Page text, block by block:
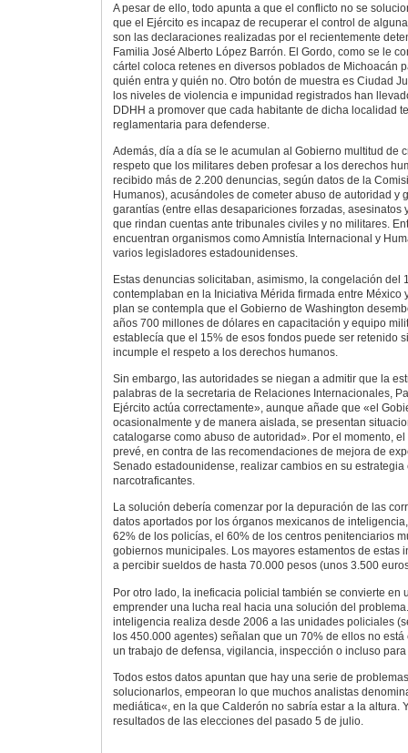
A pesar de ello, todo apunta a que el conflicto no se
que el Ejército es incapaz de recuperar el control de
son las declaraciones realizadas por el recientemente
Familia José Alberto López Barrón. El Gordo, como se le
cártel coloca retenes en diversos poblados de Michoacán
quién entra y quién no. Otro botón de muestra es Ciudad
los niveles de violencia e impunidad registrados han
DDHH a promover que cada habitante de dicha localidad
reglamentaria para defenderse.
Además, día a día se le acumulan al Gobierno multitud de
respeto que los militares deben profesar a los derechos
recibido más de 2.200 denuncias, según datos de la
Humanos), acusándoles de cometer abuso de autoridad y
garantías (entre ellas desapariciones forzadas, asesinatos
que rindan cuentas ante tribunales civiles y no militares.
encuentran organismos como Amnistía Internacional y
varios legisladores estadounidenses.
Estas denuncias solicitaban, asimismo, la congelación del
contemplaban en la Iniciativa Mérida firmada entre México
plan se contempla que el Gobierno de Washington
años 700 millones de dólares en capacitación y equipo
establecía que el 15% de esos fondos puede ser retenido
incumple el respeto a los derechos humanos.
Sin embargo, las autoridades se niegan a admitir que la
palabras de la secretaria de Relaciones Internacionales,
Ejército actúa correctamente», aunque añade que «el
ocasionalmente y de manera aislada, se presentan
catalogarse como abuso de autoridad». Por el momento,
prevé, en contra de las recomendaciones de mejora de
Senado estadounidense, realizar cambios en su estrategia
narcotraficantes.
La solución debería comenzar por la depuración de las
datos aportados por los órganos mexicanos de
62% de los policías, el 60% de los centros penitenciarios
gobiernos municipales. Los mayores estamentos de estas
a percibir sueldos de hasta 70.000 pesos (unos 3.500
Por otro lado, la ineficacia policial también se convierte en
emprender una lucha real hacia una solución del
inteligencia realiza desde 2006 a las unidades policiales
los 450.000 agentes) señalan que un 70% de ellos no
un trabajo de defensa, vigilancia, inspección o incluso
Todos estos datos apuntan que hay una serie de
solucionarlos, empeoran lo que muchos analistas
mediática«, en la que Calderón no sabría estar a la altura.
resultados de las elecciones del pasado 5 de julio.